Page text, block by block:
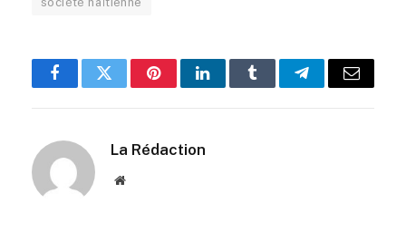
FacebookTwitterPinterestLinkedInTumblrTelegramEmail
La Rédaction
Website